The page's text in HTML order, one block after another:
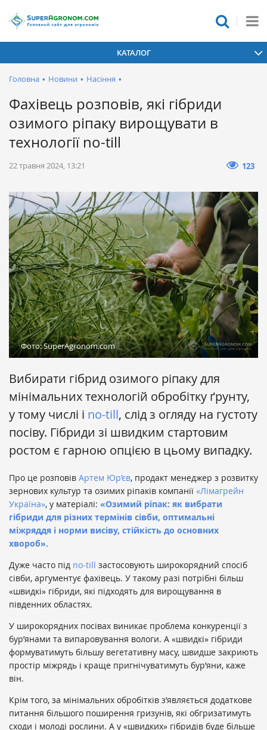
КАТАЛОГ
Головна • Новини • Насіння •
Фахівець розповів, які гібриди
озимого ріпаку вирощувати в
технології no-till
22 травня 2024, 13:21 123
Фото: SuperAgronom.com
Вибирати гібрид озимого ріпаку для
мінімальних технологій обробітку ґрунту,
у тому числі і no-till, слід з огляду на густоту
посіву. Гібриди зі швидким стартовим
ростом є гарною опцією в цьому випадку.
Про це розповів Артем Юр’єв, продакт менеджер з розвитку
зернових культур та озимих ріпаків компанії «Лімагрейн
Україна», у матеріалі: «Озимий ріпак: як вибрати
гібриди для різних термінів сівби, оптимальні
міжряддя і норми висіву, стійкість до основних
хвороб».
Дуже часто під no-till застосовують широкорядний спосіб
сівби, аргументує фахівець. У такому разі потрібні більш
«швидкі» гібриди, які підходять для вирощування в
південних областях.
У широкорядних посівах виникає проблема конкуренції з
бур’янами та випаровування вологи. А «швидкі» гібриди
формуватимуть більшу вегетативну масу, швидше закриють
простір міжрядь і краще пригнічуватимуть бур’яни, каже
він.
Крім того, за мінімальних обробітків з’являється додаткове
питання більшого поширення гризунів, які обгризатимуть
сходи і молоді рослини. А у «швидких» гібридів буде більше